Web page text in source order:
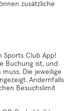
zusätzliche
Sports Club App!
Buchung ist, und
Die jeweilige
Andernfalls
Besuchslimit